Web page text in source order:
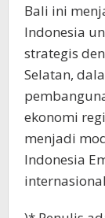
Bali ini
Indonesia
strategis
Selatan,
ekonomi
menjadi
Indonesia